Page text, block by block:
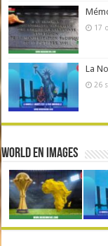
17
La
26
World en Images